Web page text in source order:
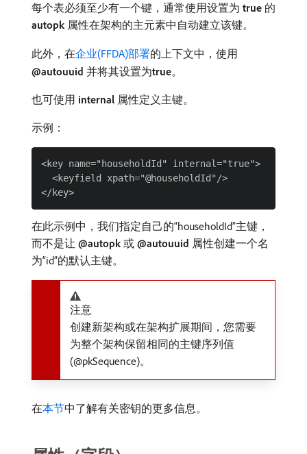
每个表必须至少有一个键，通常使用设置为​ true ​的​
autopk​属性在架构的主元素中自动建立该键。
此外，在企业(FFDA)部署的上下文中，使用​
@autouuid ​并将其设置为​true。
也可使用​ internal ​属性定义主键。
示例：
<key name="householdId" internal="true">
  <keyfield xpath="@householdId"/>
在此示例中，我们指定自己的“householdId”主键，
而不是让​ @autopk​或​ @autouuid ​属性创建一个名
为“id”的默认主键。
注意
创建新架构或在架构扩展期间，您需要
为整个架构保留相同的主键序列值
(@pkSequence)。
在本节中了解有关密钥的更多信息。